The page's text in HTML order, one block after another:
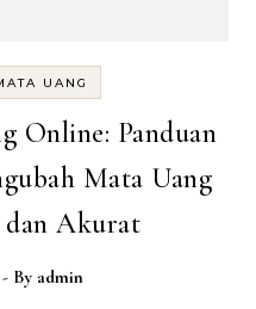
UANG
Online: Panduan
Mata Uang
dan Akurat
- By admin